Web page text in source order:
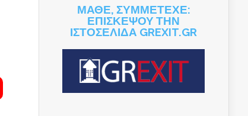
ΜΑΘΕ, ΣΥΜΜΕΤΕΧΕ:
ΕΠΙΣΚΕΨΟΥ ΤΗΝ
ΙΣΤΟΣΕΛΙΔΑ GREXIT.GR